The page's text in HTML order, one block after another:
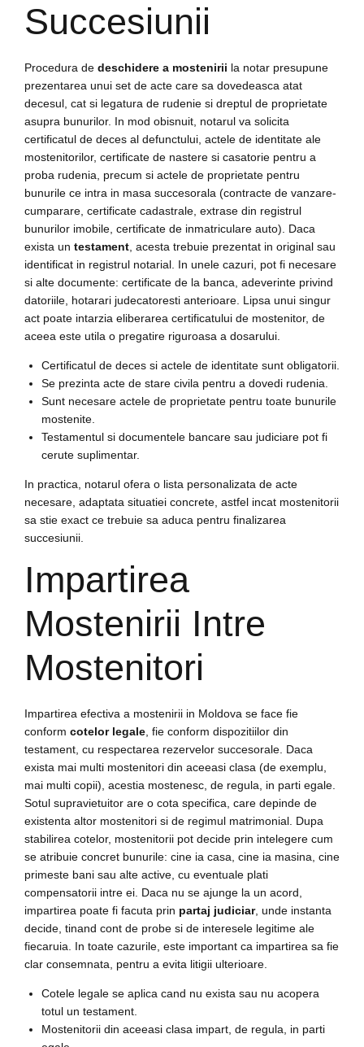
Succesiunii
Procedura de deschidere a mostenirii la notar presupune
prezentarea unui set de acte care sa dovedeasca atat
decesul, cat si legatura de rudenie si dreptul de proprietate
asupra bunurilor. In mod obisnuit, notarul va solicita
certificatul de deces al defunctului, actele de identitate ale
mostenitorilor, certificate de nastere si casatorie pentru a
proba rudenia, precum si actele de proprietate pentru
bunurile ce intra in masa succesorala (contracte de vanzare-
cumparare, certificate cadastrale, extrase din registrul
bunurilor imobile, certificate de inmatriculare auto). Daca
exista un testament , acesta trebuie prezentat in original sau
identificat in registrul notarial. In unele cazuri, pot fi necesare
si alte documente: certificate de la banca, adeverinte privind
datoriile, hotarari judecatoresti anterioare. Lipsa unui singur
act poate intarzia eliberarea certificatului de mostenitor, de
aceea este utila o pregatire riguroasa a dosarului.
Certificatul de deces si actele de identitate sunt obligatorii.
Se prezinta acte de stare civila pentru a dovedi rudenia.
Sunt necesare actele de proprietate pentru toate bunurile
mostenite.
Testamentul si documentele bancare sau judiciare pot fi
cerute suplimentar.
In practica, notarul ofera o lista personalizata de acte
necesare, adaptata situatiei concrete, astfel incat mostenitorii
sa stie exact ce trebuie sa aduca pentru finalizarea
succesiunii.
Impartirea
Mostenirii Intre
Mostenitori
Impartirea efectiva a mostenirii in Moldova se face fie
conform cotelor legale , fie conform dispozitiilor din
testament, cu respectarea rezervelor succesorale. Daca
exista mai multi mostenitori din aceeasi clasa (de exemplu,
mai multi copii), acestia mostenesc, de regula, in parti egale.
Sotul supravietuitor are o cota specifica, care depinde de
existenta altor mostenitori si de regimul matrimonial. Dupa
stabilirea cotelor, mostenitorii pot decide prin intelegere cum
se atribuie concret bunurile: cine ia casa, cine ia masina, cine
primeste bani sau alte active, cu eventuale plati
compensatorii intre ei. Daca nu se ajunge la un acord,
impartirea poate fi facuta prin partaj judiciar, unde instanta
decide, tinand cont de probe si de interesele legitime ale
fiecaruia. In toate cazurile, este important ca impartirea sa fie
clar consemnata, pentru a evita litigii ulterioare.
Cotele legale se aplica cand nu exista sau nu acopera
totul un testament.
Mostenitorii din aceeasi clasa impart, de regula, in parti